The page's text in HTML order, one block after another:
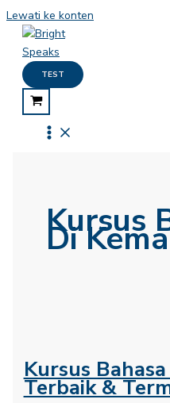
Lewati ke konten
TEST
Kursus
Di
Kursus
Terbaik &